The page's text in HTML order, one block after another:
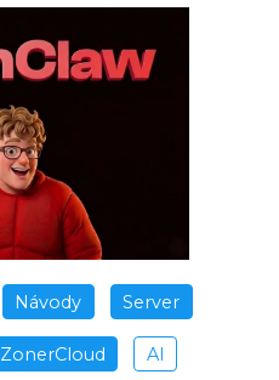
Návody Server
ZonerCloud AI